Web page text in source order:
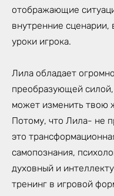
отображающие
внутренние сценарии,
уроки игрока.
Лила обладает
преобразующей силой,
может изменить твою
Потому, что Лила- не
это
самопознания,
духовный и
тренинг в игровой